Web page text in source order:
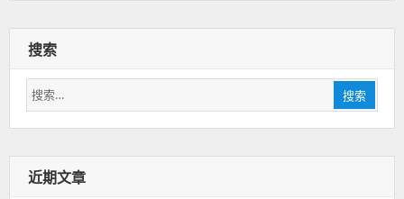
搜索
搜
索：
搜索
近期文章